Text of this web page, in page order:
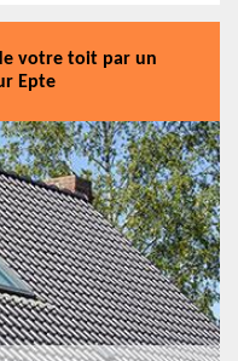
votre toit par un
Epte